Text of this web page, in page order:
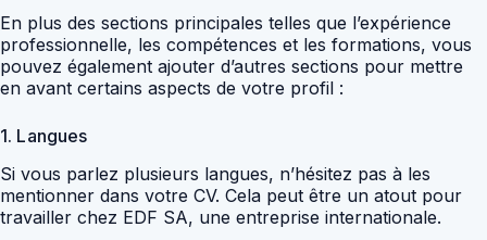
En plus des sections principales telles que l’expérience
professionnelle, les compétences et les formations, vous
pouvez également ajouter d’autres sections pour mettre
en avant certains aspects de votre profil :
1. Langues
Si vous parlez plusieurs langues, n’hésitez pas à les
mentionner dans votre CV. Cela peut être un atout pour
travailler chez EDF SA, une entreprise internationale.